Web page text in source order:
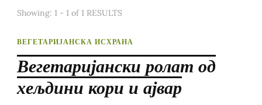
Showing: 1 - 1 of 1 RESULTS
ВЕГЕТАРИЈАНСКА ИСХРАНА
Вегетаријански ролат од
хељдини кори и ајвар